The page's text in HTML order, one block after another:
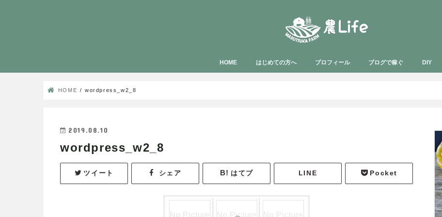
HOME はじめての方へ プロフィール ブログで稼ぐ DIY
HOME wordpress_w2_8
2019.08.10
wordpress_w2_8
ツイート シェア はてブ LINE Pocket